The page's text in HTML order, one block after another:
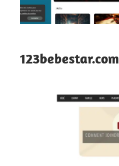
123bebestar.com